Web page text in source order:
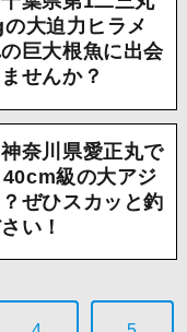
大迫力ヒラメ
巨大根魚に出会
せんか？
神奈川県愛正丸で
級の大アジ
ぜひスカッと釣
い！